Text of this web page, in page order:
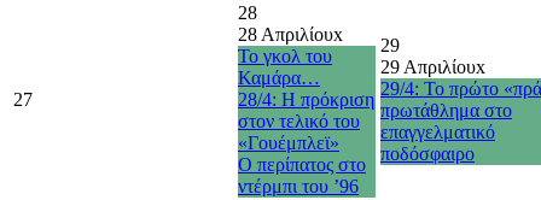
27
28
28 Απριλίουx
Το γκολ του
Καμάρα…
28/4: Η πρόκριση
στον τελικό του
«Γουέμπλεϊ»
O περίπατος στο
ντέρμπι του ’96
29
29 Απριλίουx
29/4: Το πρώτο
πρωτάθλημα στο
επαγγελματικό
ποδόσφαιρο